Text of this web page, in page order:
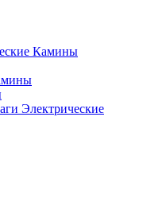
Камины
Электрические